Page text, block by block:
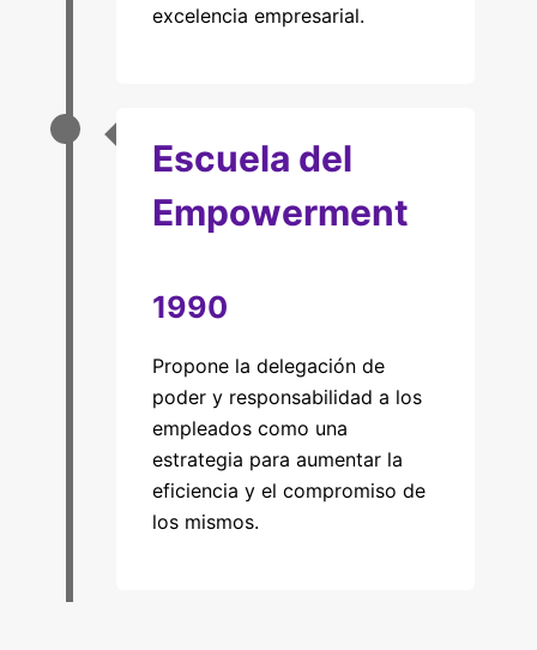
excelencia empresarial.
Escuela del
Empowerment
1990
Propone la delegación de
poder y responsabilidad a los
empleados como una
estrategia para aumentar la
eficiencia y el compromiso de
los mismos.